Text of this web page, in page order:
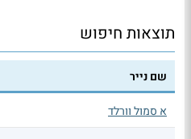
תוצאות חיפוש
שם נייר
א סמול וורלד